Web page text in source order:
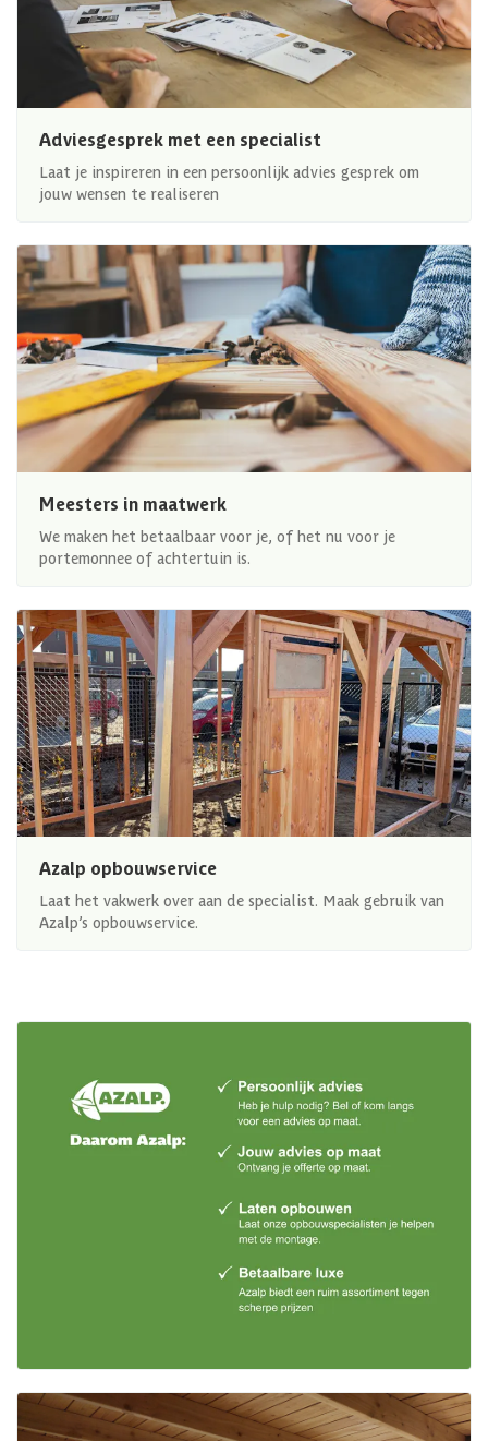
Adviesgesprek met een specialist
Laat je inspireren in een persoonlijk advies gesprek om
jouw wensen te realiseren
Meesters in maatwerk
We maken het betaalbaar voor je, of het nu voor je
portemonnee of achtertuin is.
Azalp opbouwservice
Laat het vakwerk over aan de specialist. Maak gebruik van
Azalp’s opbouwservice.